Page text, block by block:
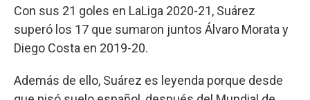
Con sus 21 goles en LaLiga 2020-21, Suárez
superó los 17 que sumaron juntos Álvaro Morata y
Diego Costa en 2019-20.
Además de ello, Suárez es leyenda porque desde